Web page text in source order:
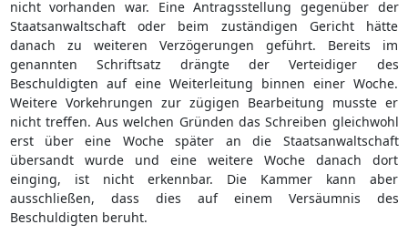
nicht vorhanden war. Eine Antragsstellung gegenüber der
Staatsanwaltschaft oder beim zuständigen Gericht hätte
danach zu weiteren Verzögerungen geführt. Bereits im
genannten Schriftsatz drängte der Verteidiger des
Beschuldigten auf eine Weiterleitung binnen einer Woche.
Weitere Vorkehrungen zur zügigen Bearbeitung musste er
nicht treffen. Aus welchen Gründen das Schreiben gleichwohl
erst über eine Woche später an die Staatsanwaltschaft
übersandt wurde und eine weitere Woche danach dort
einging, ist nicht erkennbar. Die Kammer kann aber
ausschließen, dass dies auf einem Versäumnis des
Beschuldigten beruht.